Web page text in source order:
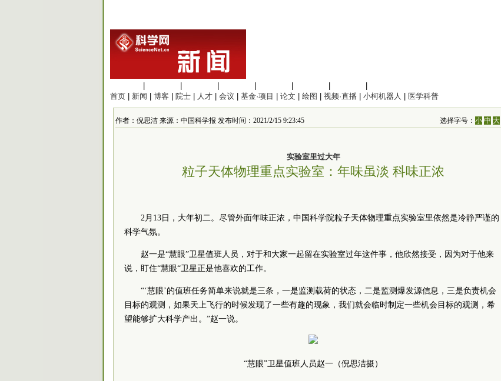
首页
新闻 博客 院士 人才 会议 基金·项目 论文 绘图 视频·直播 小柯机器人 医学科普
作者：倪思洁 来源：中国科学报 发布时间：2021/2/15 9:23:45 选择字号：小 中 大
实验室里过大年
粒子天体物理重点实验室：年味虽淡 科味正浓
2月13日，大年初二。尽管外面年味正浓，中国科学院粒子天体物理重点实验室里依然是冷静严谨的
科学气氛。
赵一是“慧眼”卫星值班人员，对于和大家一起留在实验室过年这件事，他欣然接受，因为对于他来
说，盯住“慧眼“卫星正是他喜欢的工作。
“‘慧眼’的值班任务简单来说就是三条，一是监测载荷的状态，二是监测爆发源信息，三是负责机会
目标的观测，如果天上飞行的时候发现了一些有趣的现象，我们就会临时制定一些机会目标的观测，希
望能够扩大科学产出。”赵一说。
“慧眼”卫星值班人员赵一（倪思洁摄）